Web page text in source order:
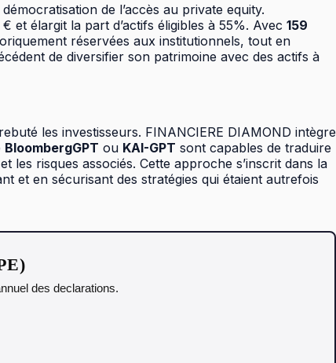
de l’accès au private equity.
et élargit la part d’actifs éligibles à 55%. Avec 159
réservées aux institutionnels, tout en
de diversifier son patrimoine avec des actifs à
les investisseurs. FINANCIERE DIAMOND intègre
BloombergGPT ou KAI-GPT sont capables de traduire
les risques associés. Cette approche s’inscrit dans la
et en sécurisant des stratégies qui étaient autrefois
des declarations.